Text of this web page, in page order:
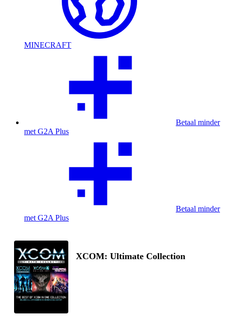
MINECRAFT
Betaal minder
met G2A Plus
Betaal minder
met G2A Plus
XCOM: Ultimate Collection